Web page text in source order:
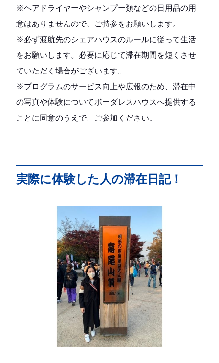
※ヘアドライヤーやシャンプー類などの日用品の用
意はありませんので、ご持参をお願いします。
※必ず渡航先のシェアハウスのルールに従って生活
をお願いします。必要に応じて滞在期間を短くさせ
ていただく場合がございます。
※プログラムのサービス向上や広報のため、滞在中
の写真や体験についてボーダレスハウスへ提供する
ことに同意のうえで、ご参加ください。
実際に体験した人の滞在日記！